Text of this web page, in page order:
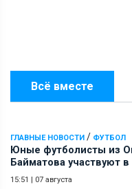
Всё вместе
ГЛАВНЫЕ НОВОСТИ / ФУТБОЛ
Юные футболисты из
Байматова участвуют
15:51 | 07 августа